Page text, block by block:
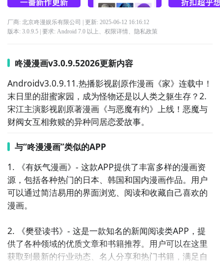
厂商: 北京咚漫娱乐有限公司 | 更新: 2025-06-12 16:16:12
版本: 3.0.9.5| 要求: Android 7.0 以上、 权限详情、 隐私政策
咚漫漫画v3.0.9.52026更新内容
Androidv3.0.9.11.热播影视剧原作漫画《家》连载中！
末日里的甜蜜家园，成为怪物还是以人类之躯生存？2.
宋江主演影视剧原著漫画《与恶魔有约》上线！恶魔与
财阀女互相救赎的异种同居恋爱故事。
与“咚漫漫画”类似的APP
1. 《有妖气漫画》- 这款APP提供了丰富多样的漫画资
源，包括各种热门的日本、韩国和国内漫画作品。用户
可以通过简洁易用的界面浏览、阅读和收藏自己喜欢的
漫画。
2. 《樊登读书》- 这是一款知名的新闻阅读类APP，提
供了各种领域的优质文章和书籍推荐。用户可以在这里
获取到最新的行业动态、名人分享和热门书籍，满足自